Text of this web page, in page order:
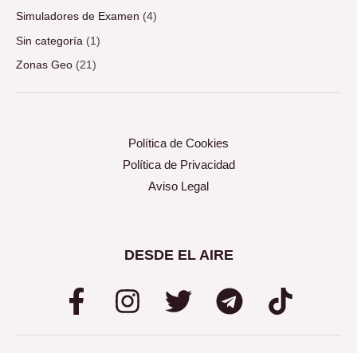
Simuladores de Examen (4)
Sin categoría (1)
Zonas Geo (21)
Política de Cookies
Política de Privacidad
Aviso Legal
DESDE EL AIRE